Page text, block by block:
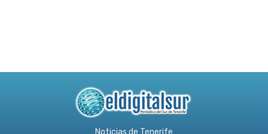
Noticias de Tenerife